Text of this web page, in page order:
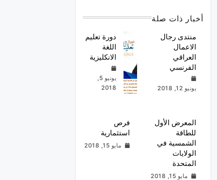
أخبار ذات صلة
منتدى رجال
الاعمال
العراقي
الفرنسي
يونيو 12, 2018
دورة تعليم
اللغة
الانكليزية
يونيو 5,
2018
المعرض الأول
للطاقة
الشمسية في
الولايات
المتحدة
مايو 15, 2018
فرص
استثمارية
مايو 15, 2018